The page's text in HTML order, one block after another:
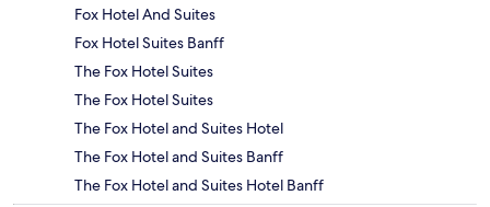
Fox Hotel And Suites
Fox Hotel Suites Banff
The Fox Hotel Suites
The Fox Hotel Suites
The Fox Hotel and Suites Hotel
The Fox Hotel and Suites Banff
The Fox Hotel and Suites Hotel Banff